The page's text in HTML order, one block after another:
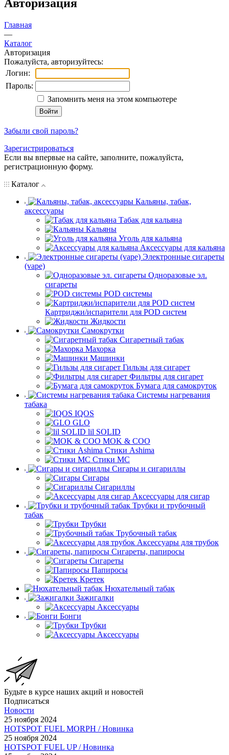
Авторизация
Главная
—
Каталог
Авторизация
Пожалуйста, авторизуйтесь:
Логин:
Пароль:
Запомнить меня на этом компьютере
Забыли свой пароль?
Зарегистрироваться
Если вы впервые на сайте, заполните, пожалуйста,
регистрационную форму.
Каталог
Кальяны, табак,
аксессуары
Табак для кальяна
Кальяны
Уголь для кальяна
Аксессуары для кальяна
Электронные сигареты
(vape)
Одноразовые эл.
сигареты
POD системы
Картриджи/испарители для POD систем
Жидкости
Самокрутки
Сигаретный табак
Махорка
Машинки
Гильзы для сигарет
Фильтры для сигарет
Бумага для самокруток
Системы нагревания
табака
IQOS
GLO
lil SOLID
MOK & COO
Стики Ashima
Стики MC
Сигары и сигариллы
Сигары
Сигариллы
Аксессуары для сигар
Трубки и трубочный
табак
Трубки
Трубочный табак
Аксессуары для трубок
Сигареты, папиросы
Сигареты
Папиросы
Кретек
Нюхательный табак
Зажигалки
Аксессуары
Бонги
Трубки
Аксессуары
Будьте в курсе наших акций и новостей
Подписаться
Новости
25 ноября 2024
HOTSPOT FUEL MORPH / Новинка
25 ноября 2024
HOTSPOT FUEL UP / Новинка